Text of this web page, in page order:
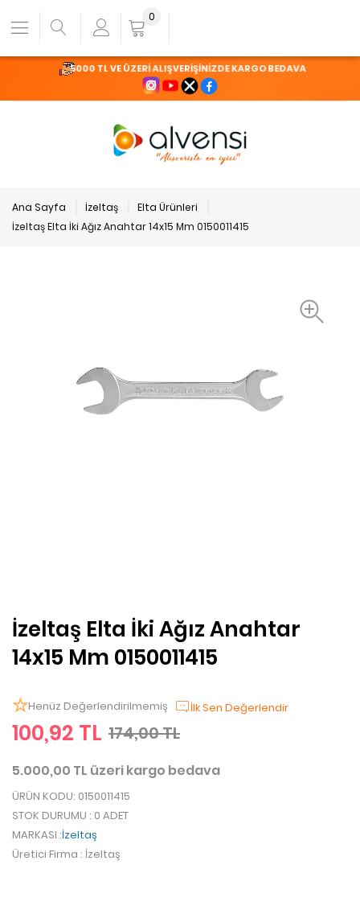
5000 TL VE ÜZERİ ALIŞVERİŞİNİZDE KARGO BEDAVA
0
Ana Sayfa İzeltaş
Elta Ürünleri
İzeltaş Elta İki Ağız Anahtar 14x15 Mm 0150011415
İzeltaş Elta İki Ağız Anahtar
14x15 Mm 0150011415
Henüz Değerlendirilmemiş İlk Sen Değerlendir
100,92 TL 174,00 TL
5.000,00 TL üzeri kargo bedava
ÜRÜN KODU: 0150011415
STOK DURUMU : 0 ADET
MARKASI :İzeltaş
Üretici Firma : İzeltaş